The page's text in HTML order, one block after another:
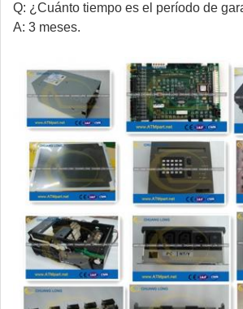
Q: ¿Cuánto tiempo es el período de
A: 3 meses.